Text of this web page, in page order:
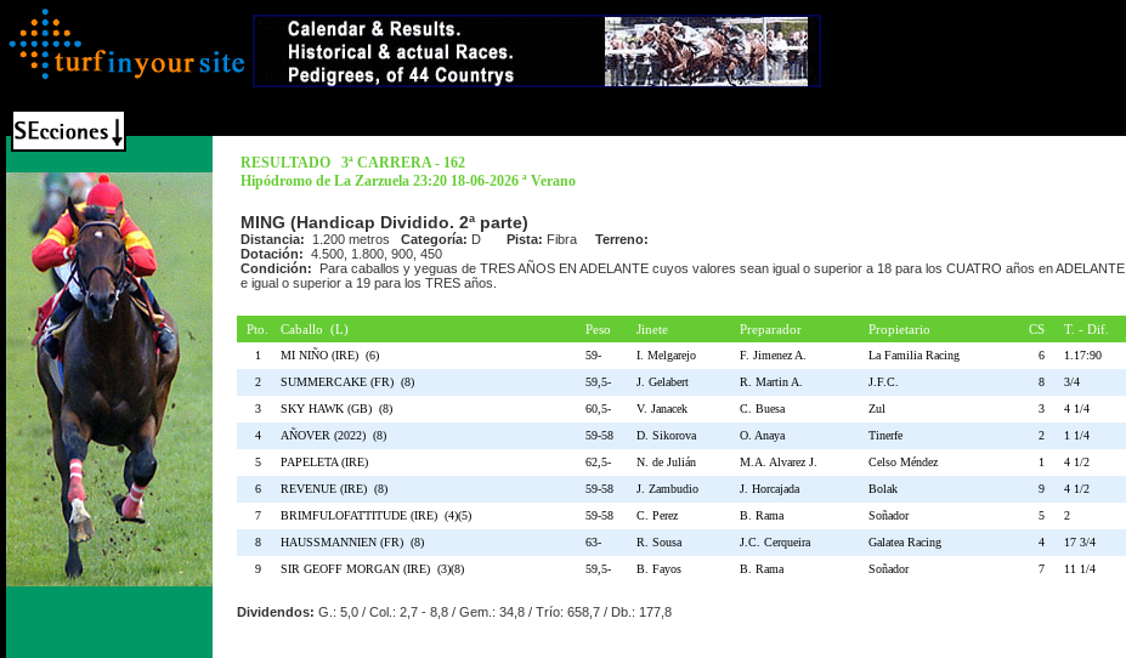
RESULTADO 3ª CARRERA - 162
Hipódromo de La Zarzuela 23:20 18-06-2026 ª Verano
MING (Handicap Dividido. 2ª parte)
Distancia: 1.200 metros Categoría: D Pista: Fibra Terreno:
Dotación: 4.500, 1.800, 900, 450
Condición: Para caballos y yeguas de TRES AÑOS EN ADELANTE cuyos valores sean igual o superior a 18 para los CUATRO años en ADELANTE,
e igual o superior a 19 para los TRES años.
Pto. Caballo (L) Peso Jinete Preparador Propietario CS T. - Dif.
1 MI NIÑO (IRE) (6) 59- I. Melgarejo F. Jimenez A. La Familia Racing 6 1.17:90
2
SUMMERCAKE (FR) (8) 59,5- J. Gelabert R. Martin A. J.F.C. 8 3/4
3
SKY HAWK (GB) (8) 60,5- V. Janacek C. Buesa Zul 3 4 1/4
4
AÑOVER (2022) (8) 59-58 D. Sikorova O. Anaya Tinerfe 2 1 1/4
5
PAPELETA (IRE) 62,5- N. de Julián M.A. Alvarez J. Celso Méndez 1 4 1/2
6
REVENUE (IRE) (8) 59-58 J. Zambudio J. Horcajada Bolak 9 4 1/2
7
BRIMFULOFATTITUDE (IRE) (4)(5) 59-58 C. Perez B. Rama Soñador 5 2
8
HAUSSMANNIEN (FR) (8) 63- R. Sousa J.C. Cerqueira Galatea Racing 4 17 3/4
9
SIR GEOFF MORGAN (IRE) (3)(8) 59,5- B. Fayos B. Rama Soñador 7 11 1/4
Dividendos: G.: 5,0 / Col.: 2,7 - 8,8 / Gem.: 34,8 / Trío: 658,7 / Db.: 177,8